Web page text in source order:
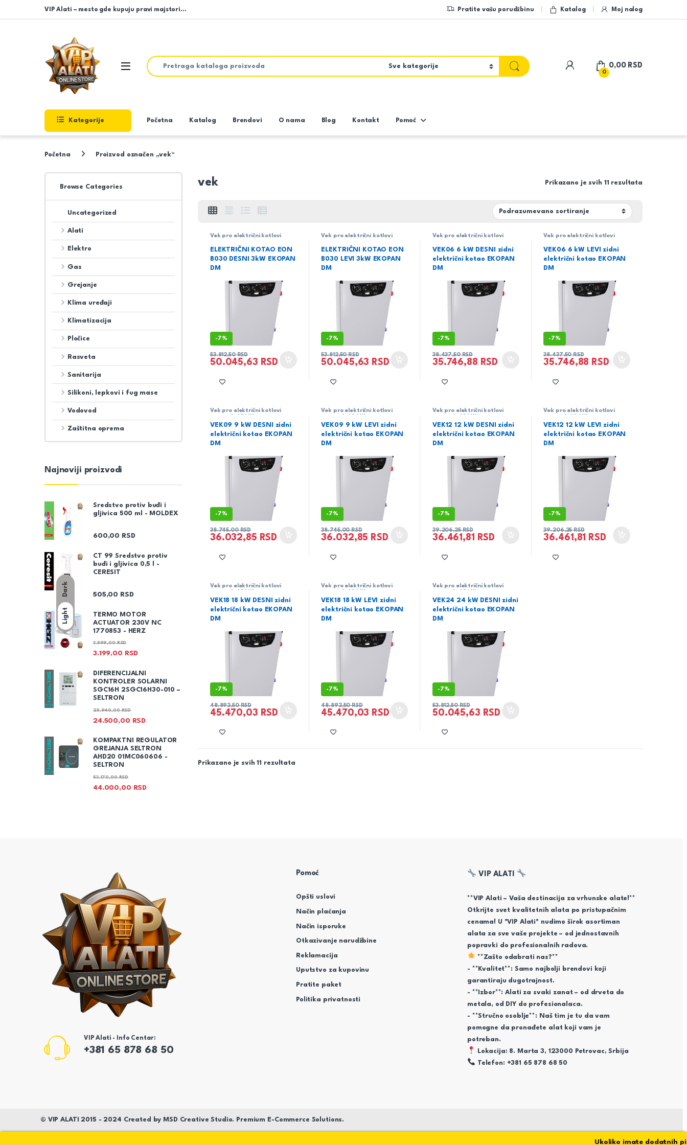
Dark
Light
Skip to navigation
Skip to content
VIP Alati – mesto gde kupuju pravi majstori… Pratite vašu porudžbinu Katalog Moj nalog
Open
Search for:
My Account
0
0,00 RSD
Kategorije Početna Katalog Brendovi O nama Blog Kontakt Pomoć
Početna Proizvod označen „vek“
vek Prikazano je svih 11 rezultata
Vek pro električni kotlovi
ELEKTRIČNI KOTAO EON
B030 DESNI 3kW EKOPAN
DM
-7%
50.045,63 RSD
53.812,50RSD
Vek pro električni kotlovi
ELEKTRIČNI KOTAO EON
B030 LEVI 3kW EKOPAN
DM
-7%
50.045,63 RSD
53.812,50RSD
Vek pro električni kotlovi
VEK06 6 kW DESNI zidni
električni kotao EKOPAN
DM
-7%
35.746,88 RSD
38.437,50RSD
Vek pro električni kotlovi
VEK06 6 kW LEVI zidni
električni kotao EKOPAN
DM
-7%
35.746,88 RSD
38.437,50RSD
Vek pro električni kotlovi
VEK09 9 kW DESNI zidni
električni kotao EKOPAN
DM
-7%
36.032,85 RSD
38.745,00RSD
Vek pro električni kotlovi
VEK09 9 kW LEVI zidni
električni kotao EKOPAN
DM
-7%
36.032,85 RSD
38.745,00RSD
Vek pro električni kotlovi
VEK12 12 kW DESNI zidni
električni kotao EKOPAN
DM
-7%
36.461,81 RSD
39.206,25RSD
Vek pro električni kotlovi
VEK12 12 kW LEVI zidni
električni kotao EKOPAN
DM
-7%
36.461,81 RSD
39.206,25RSD
Vek pro električni kotlovi
VEK18 18 kW DESNI zidni
električni kotao EKOPAN
DM
-7%
45.470,03 RSD
48.892,50RSD
Vek pro električni kotlovi
VEK18 18 kW LEVI zidni
električni kotao EKOPAN
DM
-7%
45.470,03 RSD
48.892,50RSD
Vek pro električni kotlovi
VEK24 24 kW DESNI zidni
električni kotao EKOPAN
DM
-7%
50.045,63 RSD
53.812,50RSD
Prikazano je svih 11 rezultata
Browse Categories
Uncategorized
Alati
Elektro
Gas
Grejanje
Klima uređaji
Klimatizacija
Pločice
Rasveta
Sanitarija
Silikoni, lepkovi i fug mase
Vodovod
Zaštitna oprema
Najnoviji proizvodi
Sredstvo protiv buđi i
gljivica 500 ml - MOLDEX
600,00 RSD
CT 99 Sredstvo protiv
buđi i gljivica 0,5 l -
CERESIT
505,00 RSD
TERMO MOTOR
ACTUATOR 230V NC
1770853 - HERZ
3.199,00 RSD
3.599,00RSD
DIFERENCIJALNI
KONTROLER SOLARNI
SGC16H 2SGC16H30-010 –
SELTRON
24.500,00 RSD
25.940,00RSD
KOMPAKTNI REGULATOR
GREJANJA SELTRON
AHD20 01MC060606 -
SELTRON
44.000,00 RSD
53.170,00RSD
VIP Alati - Info Centar:
+381 65 878 68 50
Pomoć
Opšti uslovi
Način plaćanja
Način isporuke
Otkazivanje narudžbine
Reklamacija
Uputstvo za kupovinu
Pratite paket
Politika privatnosti
VIP ALATI
**VIP Alati – Vaša destinacija za vrhunske alate!**
Otkrijte svet kvalitetnih alata po pristupačnim
cenama! U "VIP Alati" nudimo širok asortiman
alata za sve vaše projekte – od jednostavnih
popravki do profesionalnih radova.
**Zašto odabrati nas?**
- **Kvalitet**: Samo najbolji brendovi koji
garantiraju dugotrajnost.
- **Izbor**: Alati za svaki zanat – od drveta do
metala, od DIY do profesionalaca.
- **Stručno osoblje**: Naš tim je tu da vam
pomogne da pronađete alat koji vam je
potreban.
Lokacija: 8. Marta 3, 123000 Petrovac, Srbija
Telefon: +381 65 878 68 50
© VIP ALATI 2015 - 2024 Created by MSD Creative Studio. Premium E-Commerce Solutions.
Ukoliko imate dodatnih